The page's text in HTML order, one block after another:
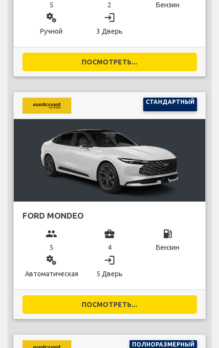
5 2 Бензин
miscellaneous_services
Ручной
login
3 Дверь
ПОСМОТРЕТЬ...
СТАНДАРТНЫЙ
FORD MONDEO
group
5
business_center
4
local_gas_station
Бензин
miscellaneous_services
Автоматическая
login
5 Дверь
ПОСМОТРЕТЬ...
ПОЛНОРАЗМЕРНЫЙ